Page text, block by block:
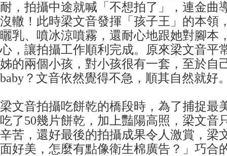
耐，拍攝中途就喊「不想拍了」，連金曲
沒轍！此時梁文音發揮「孩子王」的本領
曬乳、噴冰涼噴霧，還耐心地跟她對腳本
心，讓拍攝工作順利完成。原來梁文音平
姊的兩個小孩，對小孩很有一套，至於自
baby？文音依然覺得不急，順其自然就好
梁文音拍攝吃餅乾的橋段時，為了捕捉最
吃了50幾片餅乾，加上豔陽高照，梁文音
辛苦，還好最後的拍攝成果令人激賞，梁
面好美，怎麼有點像衛生棉廣告？」巧合